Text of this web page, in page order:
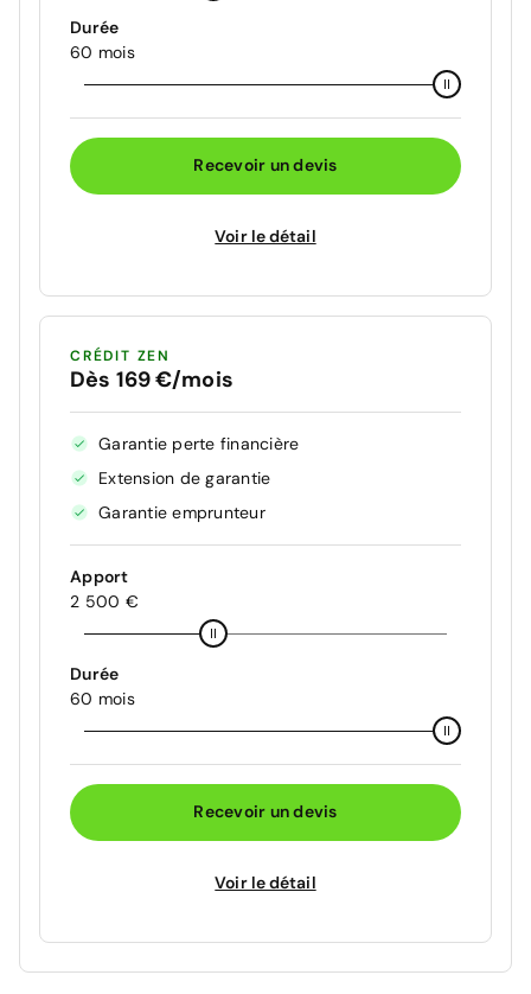
Durée
60 mois
Recevoir un devis
Voir le détail
CRÉDIT ZEN
Dès 169 €/mois
Garantie perte financière
Extension de garantie
Garantie emprunteur
Apport
2 500 €
Durée
60 mois
Recevoir un devis
Voir le détail